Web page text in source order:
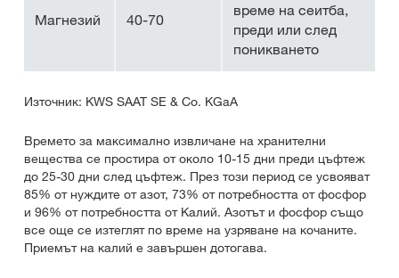
Магнезий 40-70
време на сеитба,
преди или след
поникването
Източник: KWS SAAT SE & Co. KGaA
Времето за максимално извличане на хранителни
вещества се простира от около 10-15 дни преди цъфтеж
до 25-30 дни след цъфтеж. През този период се усвояват
85% от нуждите от азот, 73% от потребността от фосфор
и 96% от потребността от Калий. Азотът и фосфор също
все още се изтеглят по време на узряване на кочаните.
Приемът на калий е завършен дотогава.